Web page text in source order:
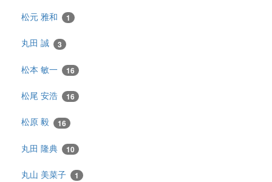
松元 雅和 1
丸田 誠 3
松本 敏一 16
松尾 安浩 16
松原 毅 16
丸田 隆典 10
丸山 美菜子 1